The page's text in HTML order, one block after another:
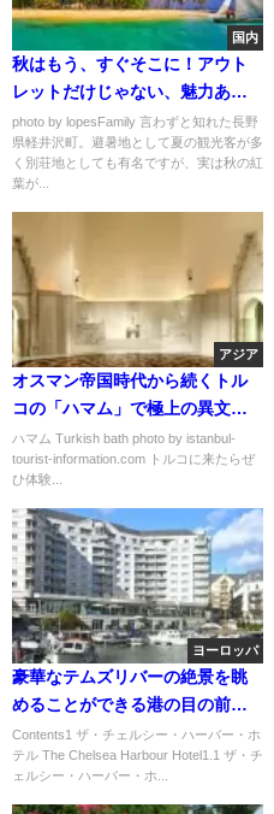
国内
秋はもう、すぐそこに！アウト
レットだけじゃない、魅力あふ
れる「軽井沢」の紅葉
photo by lopesFamily 言わずと知れた長野
県軽井沢町。避暑地として夏の観光客が多
く別荘地としても有名ですが、実は秋の紅
葉が...
アジア
オスマン帝国時代から続くトル
コの「ハマム」で極上の異文化
体験を
ハマム Turkish bath photo by istanbul-
tourist-information.com トルコに来たらぜ
ひ体験...
ヨーロッパ
豪華なテムズリバーの絶景を眺
めることができる港の目の前に
建つ「ザ・チェルシー・ハーバ
ー・ホテル」
Contents1 ザ・チェルシー・ハーバー・ホ
テル The Chelsea Harbour Hotel1.1 ザ・チ
ェルシー・ハーバー・ホ...